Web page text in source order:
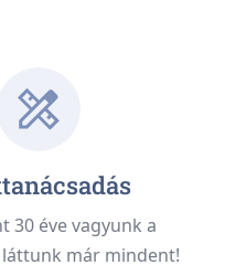
30 éve vagyunk a
már mindent!